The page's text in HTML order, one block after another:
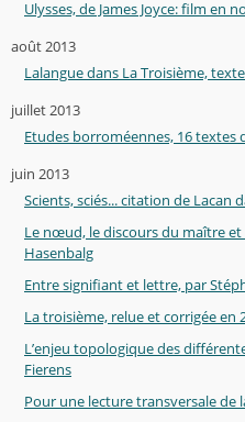
Ulysses, de James Joyce: film en
août 2013
Lalangue dans La Troisième,
juillet 2013
Etudes borroméennes, 16 textes
juin 2013
Scients, sciés... citation de Lacan
Le nœud, le discours du maître
Hasenbalg
Entre signifiant et lettre, par
La troisième, relue et corrigée en
L’enjeu topologique des
Fierens
Pour une lecture transversale de